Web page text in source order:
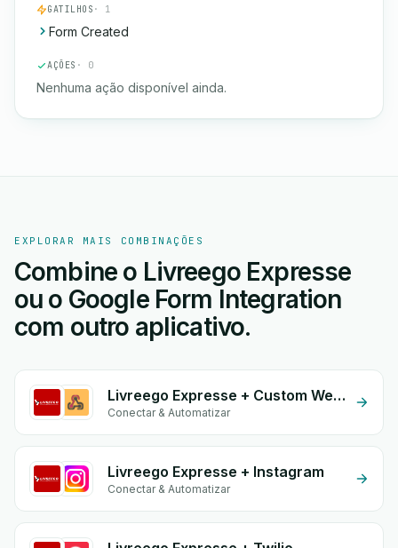
GATILHOS · 1
Form Created
AÇÕES · 0
Nenhuma ação disponível ainda.
EXPLORAR MAIS COMBINAÇÕES
Combine o Livreego Expresse
ou o Google Form Integration
com outro aplicativo.
Livreego Expresse + Custom Webhook
Conectar & Automatizar
Livreego Expresse + Instagram
Conectar & Automatizar